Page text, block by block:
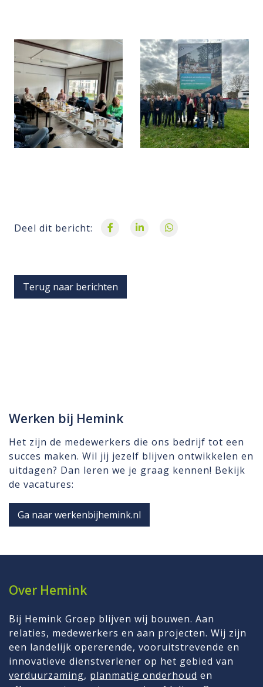
Deel dit bericht:
Terug naar berichten
Werken bij Hemink
Het zijn de medewerkers die ons bedrijf tot een
succes maken. Wil jij jezelf blijven ontwikkelen en
uitdagen? Dan leren we je graag kennen! Bekijk
de vacatures:
Ga naar werkenbijhemink.nl
Over Hemink
Bij Hemink Groep blijven wij bouwen. Aan
relaties, medewerkers en aan projecten. Wij zijn
een landelijk opererende, vooruitstrevende en
innovatieve dienstverlener op het gebied van
verduurzaming, planmatig onderhoud en